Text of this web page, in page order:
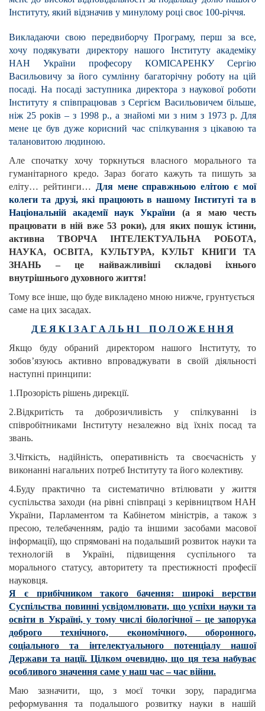
Інституту, який відзначив у минулому році своє 100-річчя.
Викладаючи свою передвиборчу Програму, перш за все,
хочу подякувати директору нашого Інституту академіку
НАН України професору КОМІСАРЕНКУ Сергію
Васильовичу за його сумлінну багаторічну роботу на цій
посаді. На посаді заступника директора з наукової роботи
Інституту я співпрацював з Сергієм Васильовичем більше,
ніж 25 років – з 1998 р., а знайомі ми з ним з 1973 р. Для
мене це був дуже корисний час спілкування з цікавою та
талановитою людиною.
Але спочатку хочу торкнуться власного морального та
гуманітарного кредо. Зараз богато кажуть та пишуть за
еліту… рейтинги…
Для мене справжньою елітою є мої
колеги та друзі, які працюють в нашому Інституті та в
Національній академії наук України (а я маю честь
працювати в ній вже 53 роки), для яких пошук істини,
активна ТВОРЧА ІНТЕЛЕКТУАЛЬНА РОБОТА,
НАУКА, ОСВІТА, КУЛЬТУРА, КУЛЬТ КНИГИ ТА
ЗНАНЬ – це найважливіші складові іхнього
внутрішнього духовного життя!
Тому все інше, що буде викладено мною нижче, грунтується
саме на цих засадах.
Д Е Я К І З А Г А Л Ь Н І П О Л О Ж Е Н Н Я
Якщо буду обраний директором нашого Інституту, то
зобов’язуюсь активно впроваджувати в своїй діяльності
наступні принципи:
1.Прозорість рішень дирекції.
2.Відкритість та доброзичливість у спілкуванні із
співробітниками Інституту незалежно від їхніх посад та
звань.
3.Чіткість, надійність, оперативність та своєчасність у
виконанні нагальних потреб Інституту та його колективу.
4.Буду практично та систематично втілювати у життя
суспільства заходи (на рівні співпраці з керівництвом НАН
України, Парламентом та Кабінетом міністрів, а також з
пресою, телебаченням, радіо та іншими засобами масової
інформації), що спрямовані на подальший розвиток науки та
технологій в Україні, підвищення суспільного та
морального статусу, авторитету та престижності професії
науковця.
Я є прибічником такого бачення: широкі верстви
Суспільства повинні усвідомлювати, що успіхи науки та
освіти в Україні, у тому числі біологічної – це запорука
доброго технічного, економічного, оборонного,
соціального та інтелектуального потенціалу нашої
Держави та нації. Цілком очевидно, що ця теза набуває
особливого значення саме у наш час – час війни.
Маю зазначити, що, з моєї точки зору, парадигма
реформування та подальшого розвитку науки в нашій